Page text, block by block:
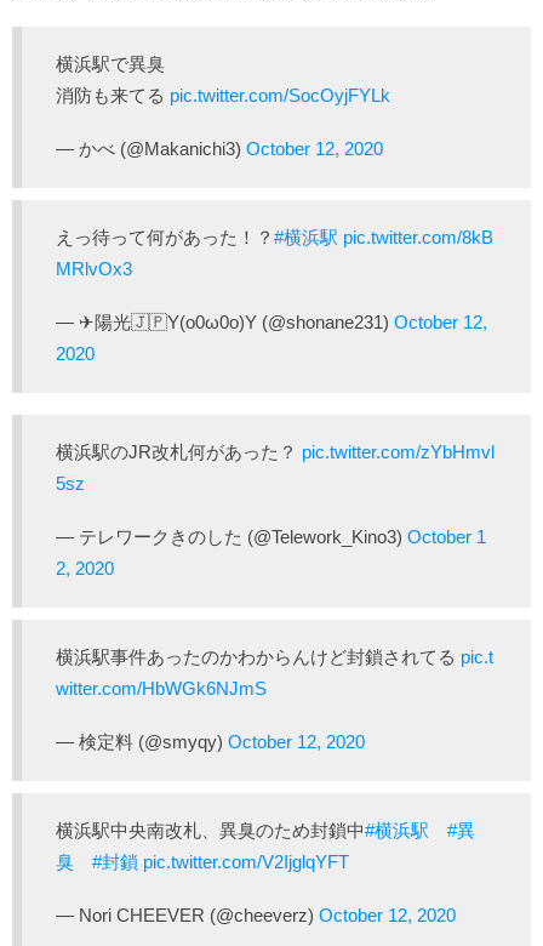
横浜駅で異臭
消防も来てる pic.twitter.com/SocOyjFYLk
— かべ (@Makanichi3) October 12, 2020
えっ待って何があった！？ #横浜駅 pic.twitter.com/8kB
MRlvOx3
— ✈陽光🇯🇵Y(o0ω0o)Y (@shonane231) October 12,
2020
横浜駅のJR改札何があった？ pic.twitter.com/zYbHmvl
5sz
— テレワークきのした (@Telework_Kino3) October 1
2, 2020
横浜駅事件あったのかわからんけど封鎖されてる pic.t
witter.com/HbWGk6NJmS
— 検定料 (@smyqy) October 12, 2020
横浜駅中央南改札、異臭のため封鎖中#横浜駅
#異
臭
#封鎖 pic.twitter.com/V2IjglqYFT
— Nori CHEEVER (@cheeverz) October 12, 2020